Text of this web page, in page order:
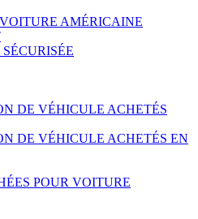
AMÉRICAINE
DE VÉHICULE ACHETÉS
DE VÉHICULE ACHETÉS EN
POUR VOITURE